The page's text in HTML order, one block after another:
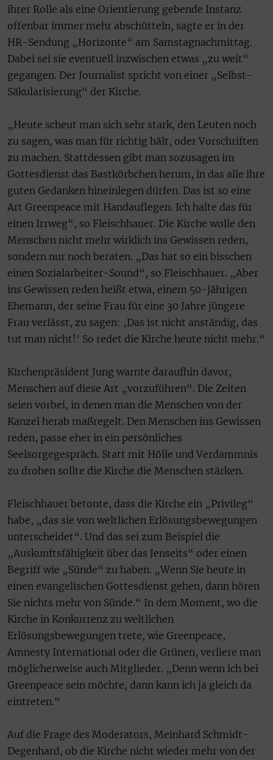
ihrer Rolle als eine Orientierung gebende Instanz
offenbar immer mehr abschütteln, sagte er in der
HR-Sendung „Horizonte“ am Samstagnachmittag.
Dabei sei sie eventuell inzwischen etwas „zu weit“
gegangen. Der Journalist spricht von einer „Selbst-
Säkularisierung“ der Kirche.
„Heute scheut man sich sehr stark, den Leuten noch
zu sagen, was man für richtig hält, oder Vorschriften
zu machen. Stattdessen gibt man sozusagen im
Gottesdienst das Bastkörbchen herum, in das alle ihre
guten Gedanken hineinlegen dürfen. Das ist so eine
Art Greenpeace mit Handauflegen. Ich halte das für
einen Irrweg“, so Fleischhauer. Die Kirche wolle den
Menschen nicht mehr wirklich ins Gewissen reden,
sondern nur noch beraten. „Das hat so ein bisschen
einen Sozialarbeiter-Sound“, so Fleischhauer. „Aber
ins Gewissen reden heißt etwa, einem 50-jährigen
Ehemann, der seine Frau für eine 30 Jahre jüngere
Frau verlässt, zu sagen: ‚Das ist nicht anständig, das
tut man nicht!‘ So redet die Kirche heute nicht mehr.“
Kirchenpräsident Jung warnte daraufhin davor,
Menschen auf diese Art „vorzuführen“. Die Zeiten
seien vorbei, in denen man die Menschen von der
Kanzel herab maßregelt. Den Menschen ins Gewissen
reden, passe eher in ein persönliches
Seelsorgegespräch. Statt mit Hölle und Verdammnis
zu drohen sollte die Kirche die Menschen stärken.
Fleischhauer betonte, dass die Kirche ein „Privileg“
habe, „das sie von weltlichen Erlösungsbewegungen
unterscheidet“. Und das sei zum Beispiel die
„Auskunftsfähigkeit über das Jenseits“ oder einen
Begriff wie „Sünde“ zu haben. „Wenn Sie heute in
einen evangelischen Gottesdienst gehen, dann hören
Sie nichts mehr von Sünde.“ In dem Moment, wo die
Kirche in Konkurrenz zu weltlichen
Erlösungsbewegungen trete, wie Greenpeace,
Amnesty International oder die Grünen, verliere man
möglicherweise auch Mitglieder. „Denn wenn ich bei
Greenpeace sein möchte, dann kann ich ja gleich da
eintreten.“
Auf die Frage des Moderators, Meinhard Schmidt-
Degenhard, ob die Kirche nicht wieder mehr von der